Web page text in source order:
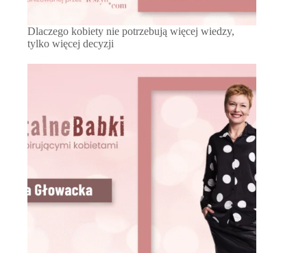
Dlaczego kobiety nie potrzebują więcej wiedzy,
tylko więcej decyzji